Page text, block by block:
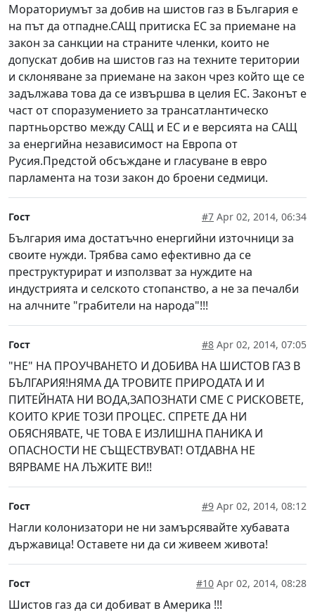
Мораториумът за добив на шистов газ в България е
на път да отпадне.САЩ притиска ЕС за приемане на
закон за санкции на страните членки, които не
допускат добив на шистов газ на техните територии
и склоняване за приемане на закон чрез който ще се
задължава това да се извършва в целия ЕС. Законът е
част от споразумението за трансатлантическо
партньорство между САЩ и ЕС и е версията на САЩ
за енергийна независимост на Европа от
Русия.Предстой обсъждане и гласуване в евро
парламента на този закон до броени седмици.
Гост #7 Apr 02, 2014, 06:34
България има достатъчно енергийни източници за
своите нужди. Трябва само ефективно да се
преструктурират и използват за нуждите на
индустрията и селското стопанство, а не за печалби
на алчните "грабители на народа"!!!
Гост #8 Apr 02, 2014, 07:05
"НЕ" НА ПРОУЧВАНЕТО И ДОБИВА НА ШИСТОВ ГАЗ В
БЪЛГАРИЯ!НЯМА ДА ТРОВИТЕ ПРИРОДАТА И И
ПИТЕЙНАТА НИ ВОДА,ЗАПОЗНАТИ СМЕ С РИСКОВЕТЕ,
КОИТО КРИЕ ТОЗИ ПРОЦЕС. СПРЕТЕ ДА НИ
ОБЯСНЯВАТЕ, ЧЕ ТОВА Е ИЗЛИШНА ПАНИКА И
ОПАСНОСТИ НЕ СЪЩЕСТВУВАТ! ОТДАВНА НЕ
ВЯРВАМЕ НА ЛЪЖИТЕ ВИ!!
Гост #9 Apr 02, 2014, 08:12
Нагли колонизатори не ни замърсявайте хубавата
държавица! Оставете ни да си живеем живота!
Гост #10 Apr 02, 2014, 08:28
Шистов газ да си добиват в Америка !!!